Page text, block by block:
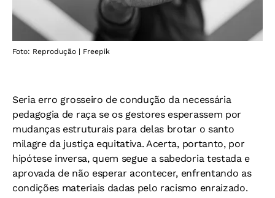
Foto: Reprodução | Freepik
Seria erro grosseiro de condução da necessária
pedagogia de raça se os gestores esperassem por
mudanças estruturais para delas brotar o santo
milagre da justiça equitativa. Acerta, portanto, por
hipótese inversa, quem segue a sabedoria testada e
aprovada de não esperar acontecer, enfrentando as
condições materiais dadas pelo racismo enraizado.